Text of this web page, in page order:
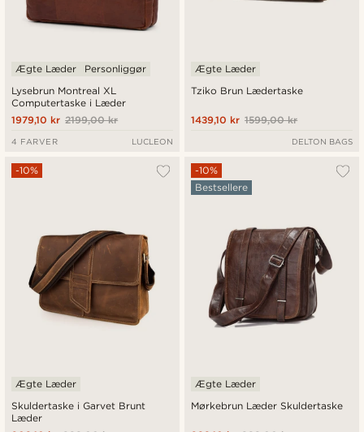
Lysebrun Montreal XL
Computertaske i Læder
Ægte Læder Personliggør
2199,00 kr
1979,10 kr
4 FARVER LUCLEON
Tziko Brun Lædertaske
Ægte Læder
1599,00 kr
1439,10 kr
DELTON BAGS
Skuldertaske i Garvet Brunt
Læder
-10%
Ægte Læder
Mørkebrun Læder Skuldertaske
-10%
Bestsellere
Ægte Læder